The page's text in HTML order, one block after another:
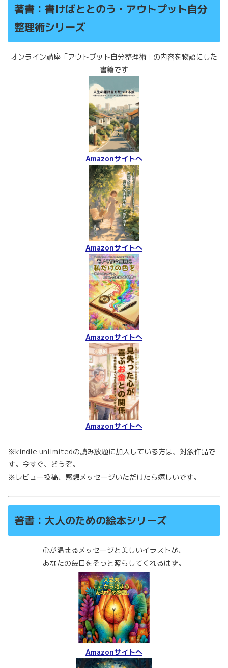
著書：書けばととのう・アウトプット自分
整理術シリーズ
オンライン講座「アウトプット自分整理術」の内容を物語にした
書籍です
Amazonサイトへ
Amazonサイトへ
Amazonサイトへ
Amazonサイトへ
※kindle unlimitedの読み放題に加入している方は、対象作品で
す。今すぐ、どうぞ。
※レビュー投稿、感想メッセージいただけたら嬉しいです。
著書：大人のための絵本シリーズ
心が温まるメッセージと美しいイラストが、
あなたの毎日をそっと照らしてくれるはず。
Amazonサイトへ